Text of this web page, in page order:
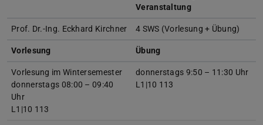
Veranstaltung
Prof. Dr.-Ing. Eckhard Kirchner 4 SWS (Vorlesung + Übung)
Vorlesung Übung
Vorlesung im Wintersemester
donnerstags 08:00 – 09:40
Uhr
L1|10 113
donnerstags 9:50 – 11:30 Uhr
L1|10 113